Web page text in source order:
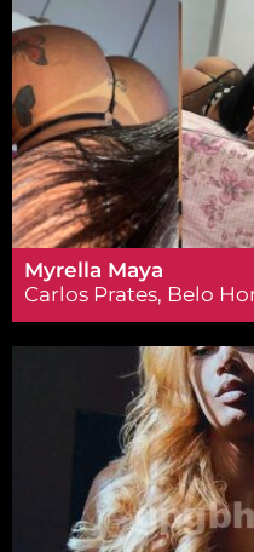
Myrella Maya
Carlos Prates, Belo